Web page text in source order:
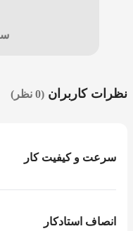
نظرات کاربران (0 نظر)
سرعت و کیفیت کار
انصاف استادکار